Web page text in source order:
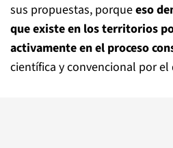
sus propuestas, porqueeso
que existe en los territorios
activamente en el proceso
científica y convencional por